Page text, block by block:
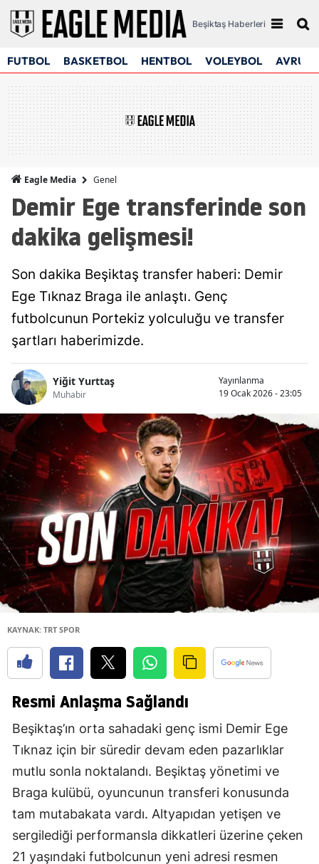
Beşiktaş Haberleri
FUTBOL BASKETBOL HENTBOL VOLEYBOL
Eagle Media Genel
Demir Ege transferinde son
dakika gelişmesi!
Son dakika Beşiktaş transfer haberi: Demir
Ege Tıknaz Braga ile anlaştı. Genç
futbolcunun Portekiz yolculuğu ve transfer
şartları haberimizde.
Yiğit Yurttaş
Muhabir
Yayınlanma
19 Ocak 2026 - 23:05
KAYNAK: TRT SPOR
Resmi Anlaşma Sağlandı
Beşiktaş’ın orta sahadaki genç ismi Demir Ege
Tıknaz için bir süredir devam eden pazarlıklar
mutlu sonla noktalandı. Beşiktaş yönetimi ve
Braga kulübü, oyuncunun transferi konusunda
tam mutabakata vardı. Altyapıdan yetişen ve
sergilediği performansla dikkatleri üzerine çeken
21 yaşındaki futbolcunun yeni adresi resmen